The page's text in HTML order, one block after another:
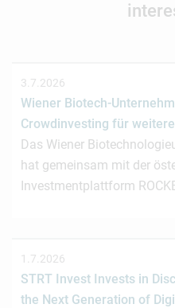
3.7.2026
Wiener Biotech-
Crowdinvesting für
Das Wiener
hat gemeinsam mit der
Investmentplattform
1.7.2026
STRT Invest Invests in
the Next Generation of